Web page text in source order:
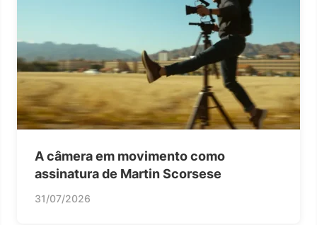
A câmera em movimento como
assinatura de Martin Scorsese
31/07/2026